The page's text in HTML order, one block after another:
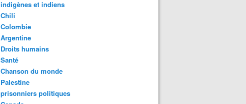
indigènes et indiens
Chili
Colombie
Argentine
Droits humains
Santé
Chanson du monde
Palestine
prisonniers politiques